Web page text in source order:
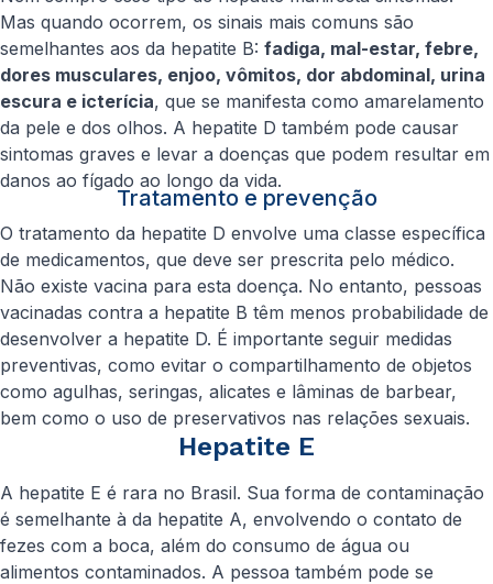
Mas quando ocorrem, os sinais mais comuns são
semelhantes aos da hepatite B: fadiga, mal-estar, febre,
dores musculares, enjoo, vômitos, dor abdominal, urina
escura e icterícia, que se manifesta como amarelamento
da pele e dos olhos. A hepatite D também pode causar
sintomas graves e levar a doenças que podem resultar em
danos ao fígado ao longo da vida.
Tratamento e prevenção
O tratamento da hepatite D envolve uma classe específica
de medicamentos, que deve ser prescrita pelo médico.
Não existe vacina para esta doença. No entanto, pessoas
vacinadas contra a hepatite B têm menos probabilidade de
desenvolver a hepatite D. É importante seguir medidas
preventivas, como evitar o compartilhamento de objetos
como agulhas, seringas, alicates e lâminas de barbear,
bem como o uso de preservativos nas relações sexuais.
Hepatite E
A hepatite E é rara no Brasil. Sua forma de contaminação
é semelhante à da hepatite A, envolvendo o contato de
fezes com a boca, além do consumo de água ou
alimentos contaminados. A pessoa também pode se